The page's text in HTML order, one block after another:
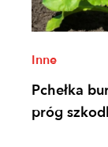
Inne
Pchełka
próg